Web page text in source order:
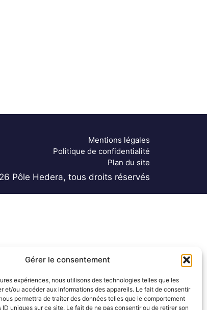
Gérer le consentement
expériences, nous utilisons des technologies telles que les
et/ou accéder aux informations des appareils. Le fait de consentir
permettra de traiter des données telles que le comportement
uniques sur ce site. Le fait de ne pas consentir ou de retirer son
Mentions légales
Politique de confidentialité
Plan du site
Pôle Hedera, tous droits réservés